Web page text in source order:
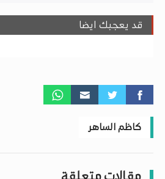
قد يعجبك ايضا
كاظم الساهر
مقالات متعلقة